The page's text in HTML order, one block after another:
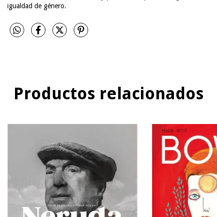
igualdad de género.
Productos relacionados